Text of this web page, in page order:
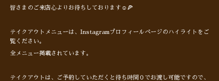
皆さまのご来店心よりお待ちしております☺️🍕
テイクアウトメニューは、Instagramプロフィールページのハイライトをご
覧ください。
全メニュー掲載されています。
テイクアウトは、ご予約していただくと待ち時間０でお渡し可能ですので、